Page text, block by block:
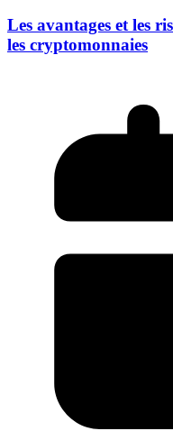
Les avantages et les
les cryptomonnaies